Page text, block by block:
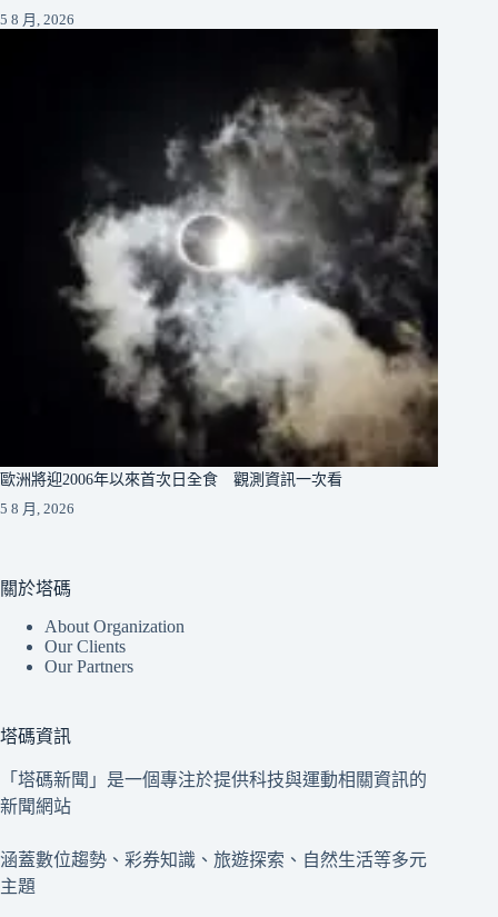
5 8 月, 2026
歐洲將迎2006年以來首次日全食 觀測資訊一次看
5 8 月, 2026
關於塔碼
About Organization
Our Clients
Our Partners
塔碼資訊
「塔碼新聞」是一個專注於提供科技與運動相關資訊的
新聞網站
涵蓋數位趨勢、彩券知識、旅遊探索、自然生活等多元
主題